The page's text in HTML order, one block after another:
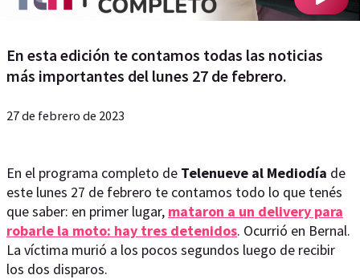
En esta edición te contamos todas las noticias
más importantes del lunes 27 de febrero.
27 de febrero de 2023
En el programa completo de Telenueve al Mediodía de
este lunes 27 de febrero te contamos todo lo que tenés
que saber: en primer lugar, mataron a un delivery para
robarle la moto: hay tres detenidos. Ocurrió en Bernal.
La víctima murió a los pocos segundos luego de recibir
los dos disparos.